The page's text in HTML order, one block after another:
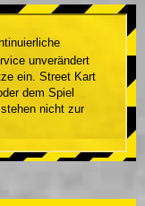
unverändert
ein. Street Kart
dem Spiel
nicht zur